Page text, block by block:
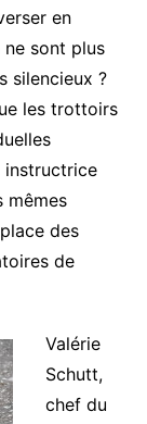
en
sont plus
silencieux ?
les trottoirs
instructrice
mêmes
des
de
Valérie
Schutt,
chef du